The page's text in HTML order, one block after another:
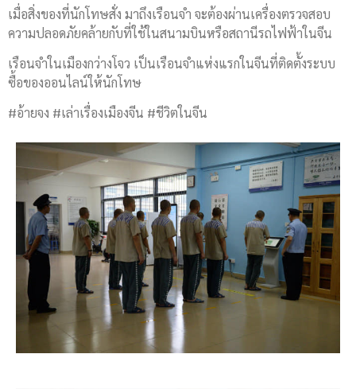
เมื่อสิ่งของที่นักโทษ​สั่ง มาถึงเรือนจำ จะต้องผ่านเครื่องตรวจสอบ
ความปลอดภัย​คล้ายกับที่ใช้ในสนามบินหรือสถานีรถไฟฟ้าในจีน
เรือนจำในเมืองกว่างโจว​ เป็นเรือนจำแห่งแรกในจีนที่ติดตั้งระบบ
ซื้อของออนไลน์​ให้นักโทษ
#อ้ายจง #เล่าเรื่องเมืองจีน #ชีวิตในจีน